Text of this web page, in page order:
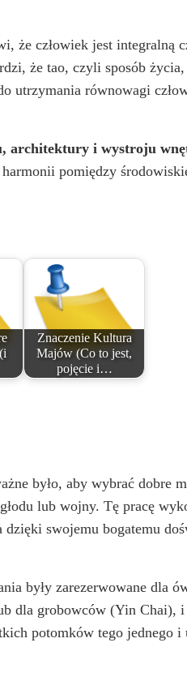
że człowiek jest integralną
że tao, czyli sposób
utrzymania równowagi
architektury i wystroju
pomiędzy
Znaczenie Kultura
Majów (Co to jest,
pojęcie i…
było, aby wybrać dobre
lub wojny. Tę pracę
swojemu bogatemu
były zarezerwowane dla
dla grobowców (Yin Chai), i
potomków tego jednego i